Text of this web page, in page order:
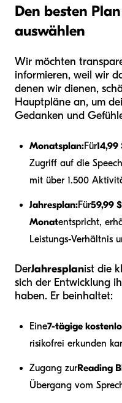
Den besten
auswählen
Wir möchten
informieren, weil wir
denen wir dienen,
Hauptpläne an, um
Gedanken und
Monatsplan:Für
Zugriff auf die
mit über 1.500
Jahresplan:Für59,99
Monatentspricht,
Leistungs-Verhältnis
DerJahresplanist die
sich der Entwicklung
haben. Er beinhaltet:
Eine7-tägige
risikofrei erkunden
Zugang zurReading
Übergang vom